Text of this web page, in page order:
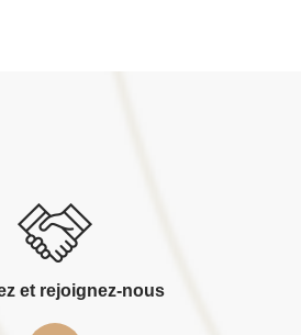
et rejoignez-nous